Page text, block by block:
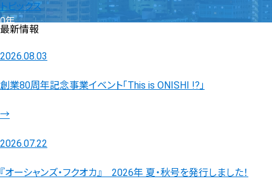
トピックス
0年
最新情報
2026.08.03
創業80周年記念事業イベント「This is ONISHI !?」
→
2026.07.22
『オーシャンズ・フクオカ』 2026年 夏・秋号を発行しました！